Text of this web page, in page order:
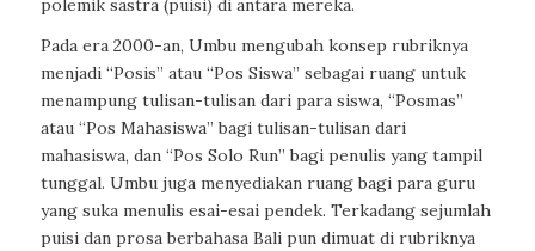
Pada era 2000-an, Umbu mengubah konsep rubriknya
menjadi “Posis” atau “Pos Siswa” sebagai ruang untuk
menampung tulisan-tulisan dari para siswa, “Posmas”
atau “Pos Mahasiswa” bagi tulisan-tulisan dari
mahasiswa, dan “Pos Solo Run” bagi penulis yang tampil
tunggal. Umbu juga menyediakan ruang bagi para guru
yang suka menulis esai-esai pendek. Terkadang sejumlah
puisi dan prosa berbahasa Bali pun dimuat di rubriknya